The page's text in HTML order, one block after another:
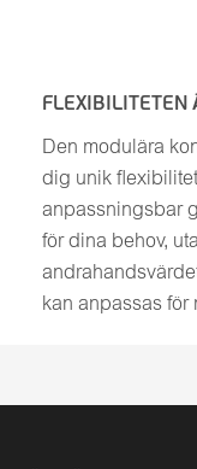
FLEXIBILITETEN
Den modulära
dig unik
anpassningsbar
för dina behov,
kan anpassas för